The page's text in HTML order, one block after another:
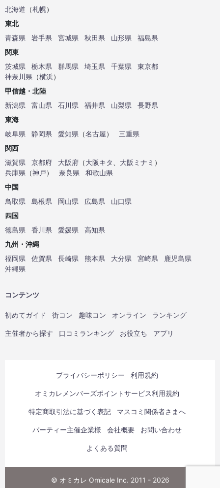
北海道 （札幌）
東北
青森県
岩手県 宮城県 秋田県 山形県
福島県
関東
茨城県
栃木県 群馬県 埼玉県 千葉県
東京都
神奈川県 （横浜）
甲信越・北陸
新潟県
富山県 石川県 福井県 山梨県
長野県
東海
岐阜県
静岡県 愛知県 （名古屋）
三重県
関西
滋賀県
京都府 大阪府 （大阪キタ 大阪ミナミ ）
兵庫県 （神戸） 奈良県
和歌山県
中国
鳥取県
島根県 岡山県 広島県
山口県
四国
徳島県
香川県 愛媛県
高知県
九州・沖縄
福岡県
佐賀県 長崎県 熊本県 大分県 宮崎県
鹿児島県
沖縄県
コンテンツ
初めてガイド 街コン 趣味コン オンライン ランキング
主催者から探す 口コミランキング お役立ち アプリ
プライバシーポリシー 利用規約
オミカレメンバーズポイントサービス利用規約
特定商取引法に基づく表記 マスコミ関係者さまへ
パーティー主催企業様 会社概要 お問い合わせ
よくある質問
© オミカレ Omicale Inc. 2011 - 2026